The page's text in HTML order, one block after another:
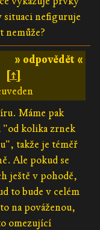
situaci nefiguruje
nemůže?
» odpovědět «
[↑]
Máme pak
"od kolika zrnek
takže je téměř
Ale pokud se
ještě v pohodě,
to bude v celém
na pováženou,
omezující